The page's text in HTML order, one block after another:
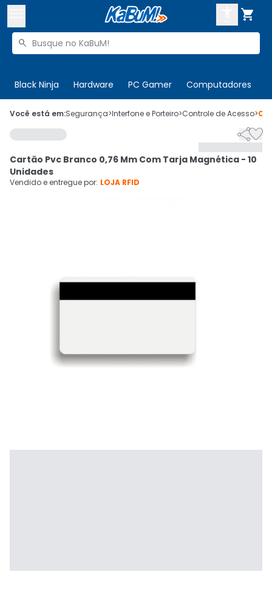

Buscar produtos

Black Ninja Hardware PC Gamer Computadores
 Olá. Acesse sua conta
 Departamentos
 Cupons
CADASTRE-SE
Você está em:Segurança>Interfone e Porteiro>Controle de Acesso>

Cartão Pvc Branco 0,76 Mm Com Tarja Magnética - 10
Unidades
Vendido e entregue por: LOJA RFID